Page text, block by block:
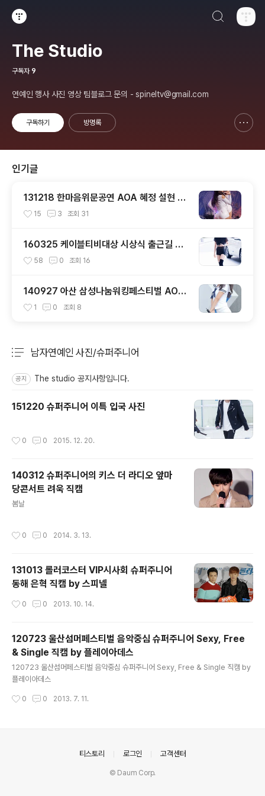
The Studio
구독자 9
연예인 행사 사진 영상 팀블로그 문의 - spineltv@gmail.com
구독하기 방명록
인기글
131218 한마음위문공연 AOA 혜정 설현 직
캠 by 스피넬
15 3 조회 31
160325 케이블티비대상 시상식 출근길 트
와이스 직찍 by 스피넬
58 0 조회 16
140927 아산 삼성나눔워킹페스티벌 AOA
설현 직캠
1 0 조회 8
남자연예인 사진/슈퍼주니어
공지 The studio 공지사항입니다.
151220 슈퍼주니어 이특 입국 사진
0 0 2015. 12. 20.
140312 슈퍼주니어의 키스 더 라디오 앞마
당콘서트 려욱 직캠
봄날
0 0 2014. 3. 13.
131013 롤러코스터 VIP시사회 슈퍼주니어
동해 은혁 직캠 by 스피넬
0 0 2013. 10. 14.
120723 울산섬머페스티벌 음악중심 슈퍼주니어 Sexy, Free
& Single 직캠 by 플레이아데스
120723 울산섬머페스티벌 음악중심 슈퍼주니어 Sexy, Free & Single 직캠 by
플레이아데스
0 0 2013. 7. 11.
티스토리 로그인 고객센터
© Daum Corp.